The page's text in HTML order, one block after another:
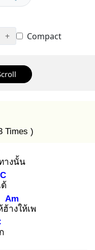
+ Compact
Times )
างนั้น
C
ฮ้าง
Am
ให้เพ